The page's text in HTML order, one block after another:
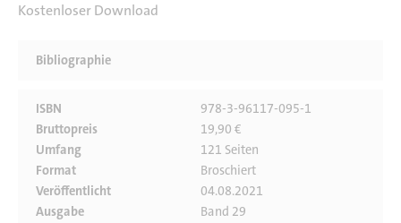
Kostenloser Download
Bibliographie
ISBN
978-3-96117-095-1
Bruttopreis
19,90 €
Umfang
121 Seiten
Format
Broschiert
Veröffentlicht
04.08.2021
Ausgabe
Band 29